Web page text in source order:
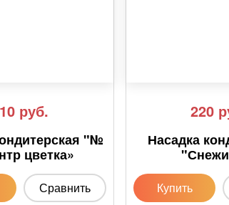
руб.
"№
цветка»
Сравнить
220
Насадка
Купить